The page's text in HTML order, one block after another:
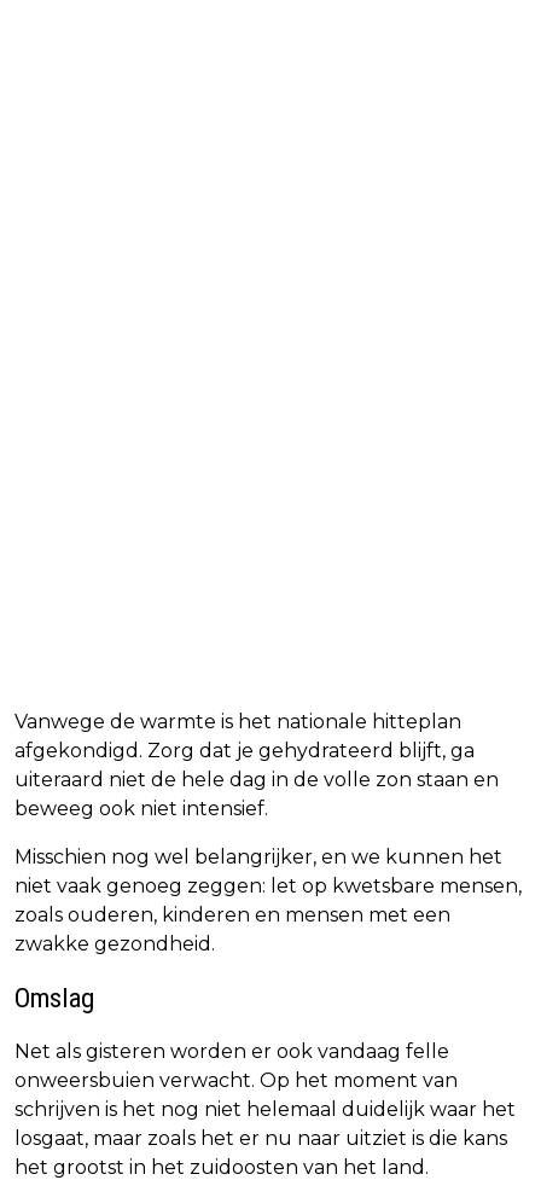
Vanwege de warmte is het nationale hitteplan
afgekondigd. Zorg dat je gehydrateerd blijft, ga
uiteraard niet de hele dag in de volle zon staan en
beweeg ook niet intensief.
Misschien nog wel belangrijker, en we kunnen het
niet vaak genoeg zeggen: let op kwetsbare mensen,
zoals ouderen, kinderen en mensen met een
zwakke gezondheid.
Omslag
Net als gisteren worden er ook vandaag felle
onweersbuien verwacht. Op het moment van
schrijven is het nog niet helemaal duidelijk waar het
losgaat, maar zoals het er nu naar uitziet is die kans
het grootst in het zuidoosten van het land.